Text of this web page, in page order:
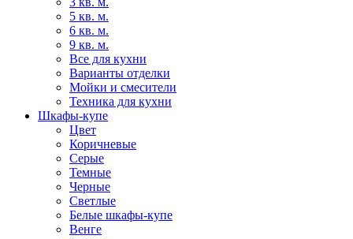
5 кв. м.
6 кв. м.
9 кв. м.
Все для кухни
Варианты отделки
Мойки и смесители
Техника для кухни
Шкафы-купе
Цвет
Коричневые
Серые
Темные
Черные
Светлые
Белые шкафы-купе
Венге